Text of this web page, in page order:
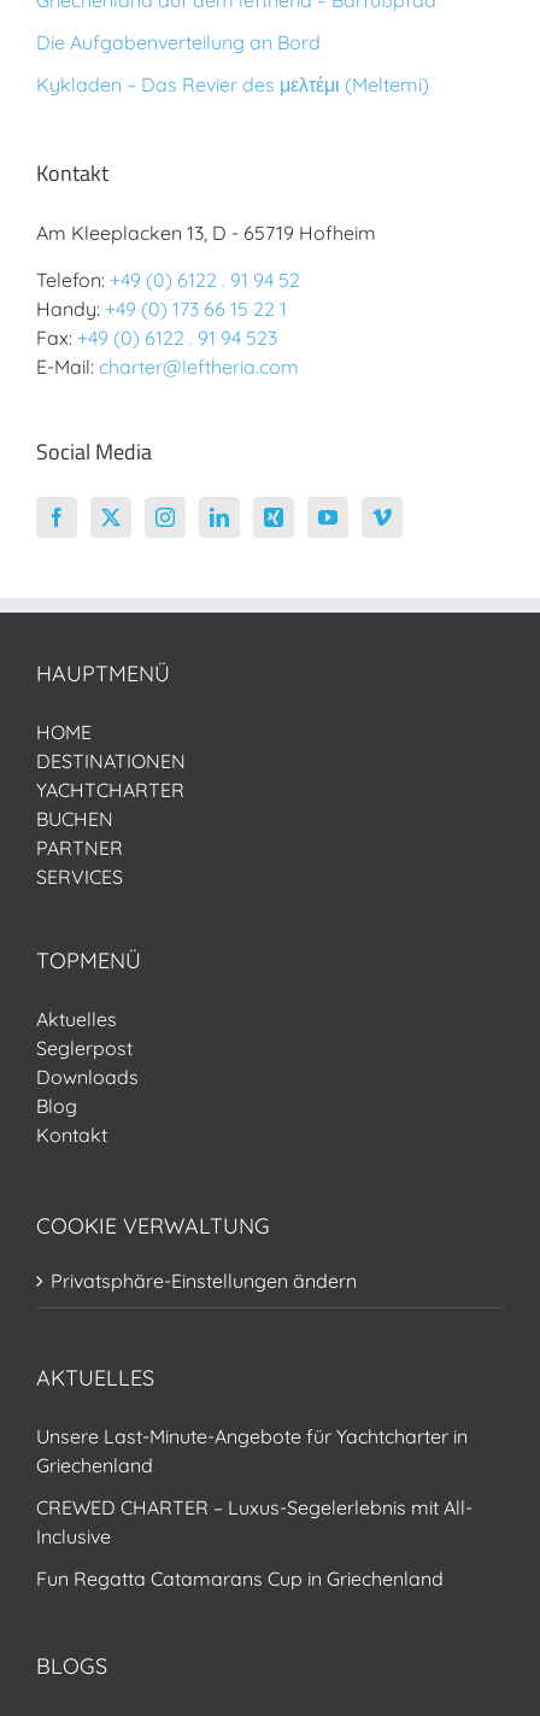
Die Aufgabenverteilung an Bord
Kykladen – Das Revier des μελτέμι (Meltemi)
Kontakt
Am Kleeplacken 13, D - 65719 Hofheim
Telefon: +49 (0) 6122 . 91 94 52
Handy: +49 (0) 173 66 15 22 1
Fax: +49 (0) 6122 . 91 94 523
E-Mail: charter@leftheria.com
Social Media
HAUPTMENÜ
HOME
DESTINATIONEN
YACHTCHARTER
BUCHEN
PARTNER
SERVICES
TOPMENÜ
Aktuelles
Seglerpost
Downloads
Blog
Kontakt
COOKIE VERWALTUNG
Privatsphäre-Einstellungen ändern
AKTUELLES
Unsere Last-Minute-Angebote für Yachtcharter in
Griechenland
CREWED CHARTER – Luxus-Segelerlebnis mit All-
Inclusive
Fun Regatta Catamarans Cup in Griechenland
BLOGS